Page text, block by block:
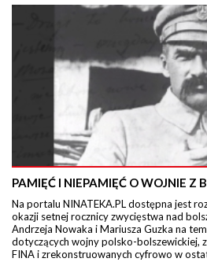
PAMIĘĆ I NIEPAMIĘĆ O WOJNIE Z
Na portalu NINATEKA.PL dostępna jest
okazji setnej rocznicy zwycięstwa nad
Andrzeja Nowaka i Mariusza Guzka na
dotyczących wojny polsko-bolszewickiej,
FINA i zrekonstruowanych cyfrowo w